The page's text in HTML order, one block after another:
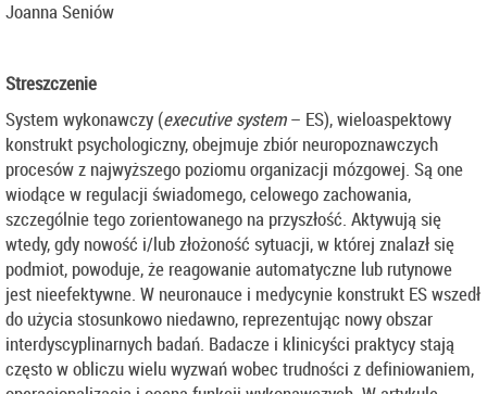
Joanna Seniów
Streszczenie
System wykonawczy (executive system– ES), wieloaspektowy
konstrukt psychologiczny, obejmuje zbiór neuropoznawczych
procesów z najwyższego poziomu organizacji mózgowej. Są one
wiodące w regulacji świadomego, celowego zachowania,
szczególnie tego zorientowanego na przyszłość. Aktywują się
wtedy, gdy nowość i/lub złożoność sytuacji, w której znalazł się
podmiot, powoduje, że reagowanie automatyczne lub rutynowe
jest nieefektywne. W neuronauce i medycynie konstrukt ES wszedł
do użycia stosunkowo niedawno, reprezentując nowy obszar
interdyscyplinarnych badań. Badacze i klinicyści praktycy stają
często w obliczu wielu wyzwań wobec trudności z definiowaniem,